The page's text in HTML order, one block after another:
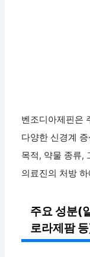
벤조디아제핀은
다양한 신경계
목적, 약물 종류,
의료진의 처방
주요 성분(
로라제팜